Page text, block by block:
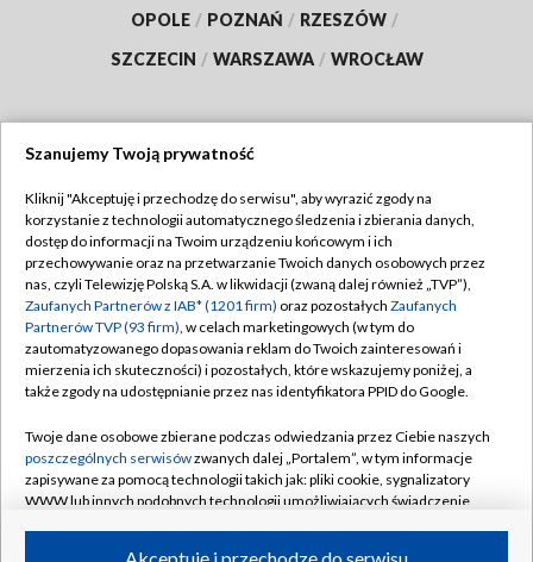
OPOLE / POZNAŃ / RZESZÓW /
SZCZECIN / WARSZAWA / WROCŁAW
TVP
Abonament TVP
Emisja w TVP
Centrum informacji TVP
Naziemna Telewizja Cyfrowa
Rada Programowa
System NOS
Informacje o nadawcy
Regulamin TVP
Polityka prywatności
Moje zgody
Pomoc
Kontakt
Kanały
Szanujemy Twoją prywatność
Kliknij "Akceptuję i przechodzę do serwisu", aby wyrazić zgody na
korzystanie z technologii automatycznego śledzenia i zbierania danych,
dostęp do informacji na Twoim urządzeniu końcowym i ich
przechowywanie oraz na przetwarzanie Twoich danych osobowych przez
nas, czyli Telewizję Polską S.A. w likwidacji (zwaną dalej również „TVP”),
Zaufanych Partnerów z IAB* (1201 firm) oraz pozostałych Zaufanych
Partnerów TVP (93 firm), w celach marketingowych (w tym do
zautomatyzowanego dopasowania reklam do Twoich zainteresowań i
mierzenia ich skuteczności) i pozostałych, które wskazujemy poniżej, a
także zgody na udostępnianie przez nas identyfikatora PPID do Google.
Twoje dane osobowe zbierane podczas odwiedzania przez Ciebie naszych
poszczególnych serwisówzwanych dalej „Portalem”, w tym informacje
zapisywane za pomocą technologii takich jak: pliki cookie, sygnalizatory
WWW lub innych podobnych technologii umożliwiających świadczenie